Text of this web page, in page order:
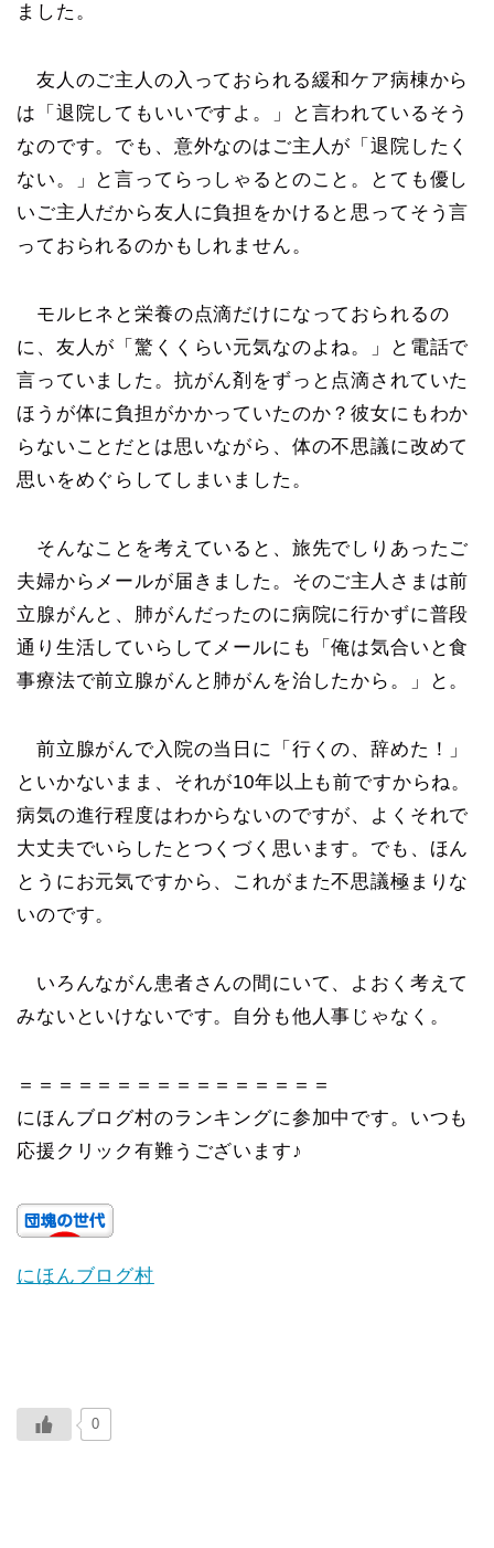
ました。
友人のご主人の入っておられる緩和ケア病棟から
は「退院してもいいですよ。」と言われているそう
なのです。でも、意外なのはご主人が「退院したく
ない。」と言ってらっしゃるとのこと。とても優し
いご主人だから友人に負担をかけると思ってそう言
っておられるのかもしれません。
モルヒネと栄養の点滴だけになっておられるの
に、友人が「驚くくらい元気なのよね。」と電話で
言っていました。抗がん剤をずっと点滴されていた
ほうが体に負担がかかっていたのか？彼女にもわか
らないことだとは思いながら、体の不思議に改めて
思いをめぐらしてしまいました。
そんなことを考えていると、旅先でしりあったご
夫婦からメールが届きました。そのご主人さまは前
立腺がんと、肺がんだったのに病院に行かずに普段
通り生活していらしてメールにも「俺は気合いと食
事療法で前立腺がんと肺がんを治したから。」と。
前立腺がんで入院の当日に「行くの、辞めた！」
といかないまま、それが10年以上も前ですからね。
病気の進行程度はわからないのですが、よくそれで
大丈夫でいらしたとつくづく思います。でも、ほん
とうにお元気ですから、これがまた不思議極まりな
いのです。
いろんながん患者さんの間にいて、よおく考えて
みないといけないです。自分も他人事じゃなく。
＝＝＝＝＝＝＝＝＝＝＝＝＝＝＝＝
にほんブログ村のランキングに参加中です。いつも
応援クリック有難うございます♪
にほんブログ村
0